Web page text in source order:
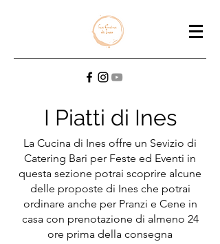
I Piatti di Ines
La Cucina di Ines offre un Sevizio di
Catering Bari per Feste ed Eventi in
questa sezione potrai scoprire alcune
delle proposte di Ines che potrai
ordinare anche per Pranzi e Cene in
casa con prenotazione di almeno 24
ore prima della consegna